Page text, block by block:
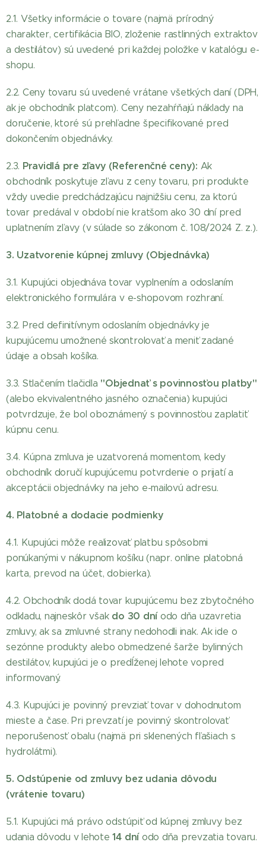
2.1. Všetky informácie o tovare (najmä prírodný
charakter, certifikácia BIO, zloženie rastlinných extraktov
a destilátov) sú uvedené pri každej položke v katalógu e-
shopu.
2.2. Ceny tovaru sú uvedené vrátane všetkých daní (DPH,
ak je obchodník platcom). Ceny nezahŕňajú náklady na
doručenie, ktoré sú prehľadne špecifikované pred
dokončením objednávky.
2.3. Pravidlá pre zľavy (Referenčné ceny): Ak
obchodník poskytuje zľavu z ceny tovaru, pri produkte
vždy uvedie predchádzajúcu najnižšiu cenu, za ktorú
tovar predával v období nie kratšom ako 30 dní pred
uplatnením zľavy (v súlade so zákonom č. 108/2024 Z. z.).
3. Uzatvorenie kúpnej zmluvy (Objednávka)
3.1. Kupujúci objednáva tovar vyplnením a odoslaním
elektronického formulára v e-shopovom rozhraní.
3.2. Pred definitívnym odoslaním objednávky je
kupujúcemu umožnené skontrolovať a meniť zadané
údaje a obsah košíka.
3.3. Stlačením tlačidla "Objednať s povinnosťou platby"
(alebo ekvivalentného jasného označenia) kupujúci
potvrdzuje, že bol oboznámený s povinnosťou zaplatiť
kúpnu cenu.
3.4. Kúpna zmluva je uzatvorená momentom, kedy
obchodník doručí kupujúcemu potvrdenie o prijatí a
akceptácii objednávky na jeho e-mailovú adresu.
4. Platobné a dodacie podmienky
4.1. Kupujúci môže realizovať platbu spôsobmi
ponúkanými v nákupnom košíku (napr. online platobná
karta, prevod na účet, dobierka).
4.2. Obchodník dodá tovar kupujúcemu bez zbytočného
odkladu, najneskôr však do 30 dníodo dňa uzavretia
zmluvy, ak sa zmluvné strany nedohodli inak. Ak ide o
sezónne produkty alebo obmedzené šarže bylinných
destilátov, kupujúci je o predĺženej lehote vopred
informovaný.
4.3. Kupujúci je povinný prevziať tovar v dohodnutom
mieste a čase. Pri prevzatí je povinný skontrolovať
neporušenosť obalu (najmä pri sklenených fľašiach s
hydrolátmi).
5. Odstúpenie od zmluvy bez udania dôvodu
(vrátenie tovaru)
5.1. Kupujúci má právo odstúpiť od kúpnej zmluvy bez
udania dôvodu v lehote14 dníodo dňa prevzatia tovaru.